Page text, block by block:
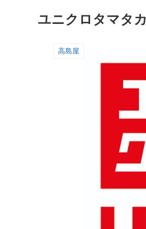
ユニクロタマタ
高島屋